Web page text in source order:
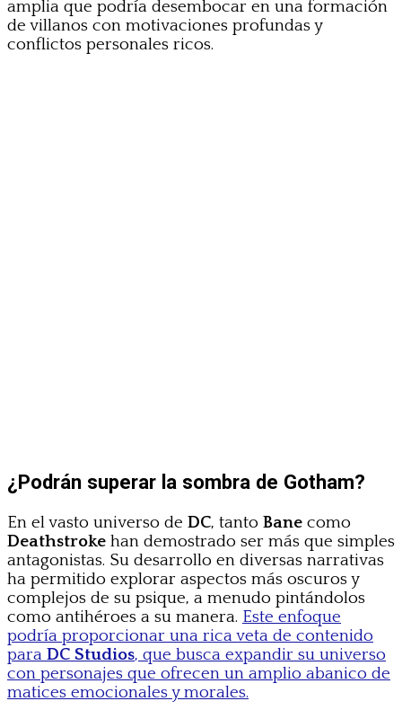
amplia que podría desembocar en una formación
de villanos con motivaciones profundas y
conflictos personales ricos.
¿Podrán superar la sombra de Gotham?
En el vasto universo de DC, tanto Bane como
Deathstroke han demostrado ser más que simples
antagonistas. Su desarrollo en diversas narrativas
ha permitido explorar aspectos más oscuros y
complejos de su psique, a menudo pintándolos
como antihéroes a su manera. Este enfoque
podría proporcionar una rica veta de contenido
para DC Studios, que busca expandir su universo
con personajes que ofrecen un amplio abanico de
matices emocionales y morales.